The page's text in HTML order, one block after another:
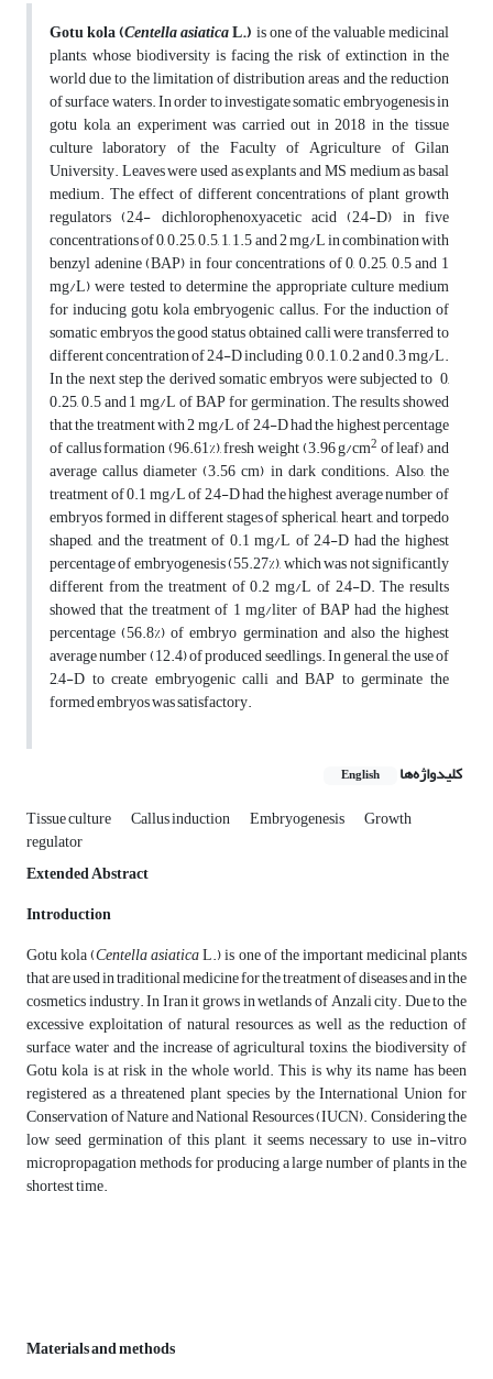
Gotu kola (Centella asiaticaL.)is one of the valuable medicinal
plants, whose biodiversity is facing the risk of extinction in the
world due to the limitation of distribution areas and the reduction
of surface waters. In order to investigate somatic embryogenesis in
gotu kola, an experiment was carried out in 2018 in the tissue
culture laboratory of the Faculty of Agriculture of Gilan
University. Leaves were used as explants and MS medium as basal
medium. The effect of different concentrations of plant growth
regulators (2,4- dichlorophenoxyacetic acid (2,4-D) in five
concentrations of 0, 0.25, 0.5, 1, 1.5 and 2 mg/L in combination with
benzyl adenine (BAP) in four concentrations of 0, 0.25, 0.5 and 1
mg/L) were tested to determine the appropriate culture medium
for inducing gotu kola embryogenic callus. For the induction of
somatic embryos the good status obtained calli were transferred to
different concentration of 2,4-D including 0, 0.1, 0.2 and 0.3 mg/L.
In the next step the derived somatic embryos were subjected to 0,
0.25, 0.5 and 1 mg/L of BAP for germination. The results showed
that the treatment with 2 mg/L of 2,4-D had the highest percentage
of callus formation (96.61%), fresh weight (3.96 g/cm2 of leaf) and
average callus diameter (3.56 cm) in dark conditions. Also, the
treatment of 0.1 mg/L of 2,4-D had the highest average number of
embryos formed in different stages of spherical, heart, and torpedo
shaped, and the treatment of 0.1 mg/L of 2,4-D had the highest
percentage of embryogenesis (55.27%), which was not significantly
different from the treatment of 0.2 mg/L of 2,4-D. The results
showed that the treatment of 1 mg/liter of BAP had the highest
percentage (56.8%) of embryo germination and also the highest
average number (12.4) of produced seedlings. In general, the use of
2,4-D to create embryogenic calli and BAP to germinate the
formed embryos was satisfactory.
کلیدواژه‌ها English
Tissue culture Callus induction Embryogenesis Growth
regulator
Extended Abstract
Introduction
Gotu kola (Centella asiaticaL.) is one of the important medicinal plants
that are used in traditional medicine for the treatment of diseases and in the
cosmetics industry. In Iran it grows in wetlands of Anzali city. Due to the
excessive exploitation of natural resources, as well as the reduction of
surface water and the increase of agricultural toxins, the biodiversity of
Gotu kola is at risk in the whole world. This is why its name has been
registered as a threatened plant species by the International Union for
Conservation of Nature and National Resources (IUCN). Considering the
low seed germination of this plant, it seems necessary to use in-vitro
micropropagation methods for producing a large number of plants in the
shortest time.
Materials and methods